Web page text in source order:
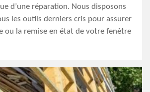
d’une réparation. Nous disposons
les outils derniers cris pour assurer
ou la remise en état de votre fenêtre